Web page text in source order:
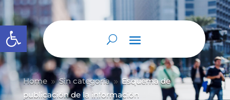
Abrir barra de herramientas
Home 9 Sin categoría 9 Esquema de
publicación de la información